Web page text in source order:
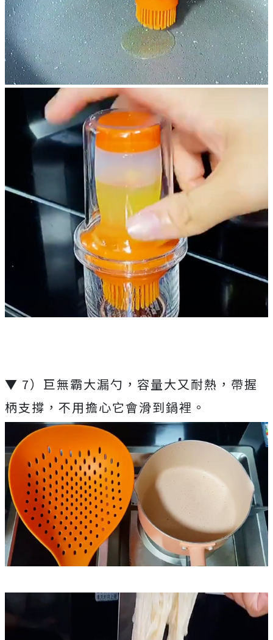
▼ 7）巨無霸大漏勺，容量大又耐熱，帶握
柄支撐，不用擔心它會滑到鍋裡。